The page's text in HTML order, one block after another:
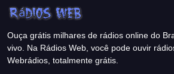
Ouça grátis milhares de rádios online do
vivo. Na Rádios Web, você pode ouvir
Webrádios, totalmente grátis.